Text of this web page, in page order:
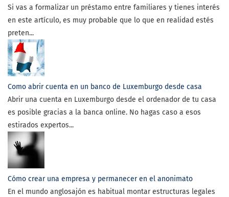
Si vas a formalizar un préstamo entre familiares y tienes interés
en este artículo, es muy probable que lo que en realidad estés
preten...
Como abrir cuenta en un banco de Luxemburgo desde casa
Abrir una cuenta en Luxemburgo desde el ordenador de tu casa
es posible gracias a la banca online. No hagas caso a esos
estirados expertos...
Cómo crear una empresa y permanecer en el anonimato
En el mundo anglosajón es habitual montar estructuras legales